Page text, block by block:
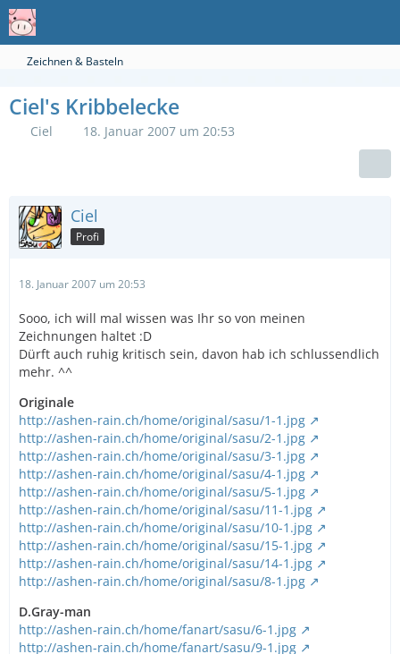
Zeichnen & Basteln
Ciel's Kribbelecke
Ciel 18. Januar 2007 um 20:53
Ciel
Profi
18. Januar 2007 um 20:53
Sooo, ich will mal wissen was Ihr so von meinen
Zeichnungen haltet :D
Dürft auch ruhig kritisch sein, davon hab ich schlussendlich
mehr. ^^
Originale
http://ashen-rain.ch/home/original/sasu/1-1.jpg
http://ashen-rain.ch/home/original/sasu/2-1.jpg
http://ashen-rain.ch/home/original/sasu/3-1.jpg
http://ashen-rain.ch/home/original/sasu/4-1.jpg
http://ashen-rain.ch/home/original/sasu/5-1.jpg
http://ashen-rain.ch/home/original/sasu/11-1.jpg
http://ashen-rain.ch/home/original/sasu/10-1.jpg
http://ashen-rain.ch/home/original/sasu/15-1.jpg
http://ashen-rain.ch/home/original/sasu/14-1.jpg
http://ashen-rain.ch/home/original/sasu/8-1.jpg
D.Gray-man
http://ashen-rain.ch/home/fanart/sasu/6-1.jpg
http://ashen-rain.ch/home/fanart/sasu/9-1.jpg